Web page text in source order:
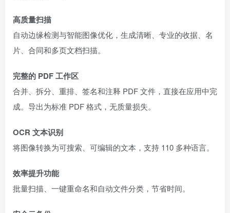
高质量扫描
自动边缘检测与智能图像优化，生成清晰、专业的收据、名
片、合同和多页文档扫描。
完整的 PDF 工作区
合并、拆分、重排、签名和注释 PDF 文件，直接在应用中完
成。导出为标准 PDF 格式，无质量损失。
OCR 文本识别
将图像转换为可搜索、可编辑的文本，支持 110 多种语言。
效率提升功能
批量扫描、一键重命名和自动文件分类，节省时间。